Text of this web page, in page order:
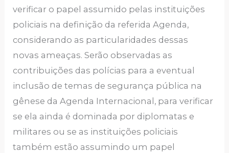
verificar o papel assumido pelas instituições
policiais na definição da referida Agenda,
considerando as particularidades dessas
novas ameaças. Serão observadas as
contribuições das polícias para a eventual
inclusão de temas de segurança pública na
gênese da Agenda Internacional, para verificar
se ela ainda é dominada por diplomatas e
militares ou se as instituições policiais
também estão assumindo um papel